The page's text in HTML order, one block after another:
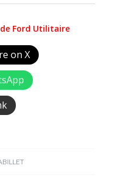
de Ford Utilitaire
on X